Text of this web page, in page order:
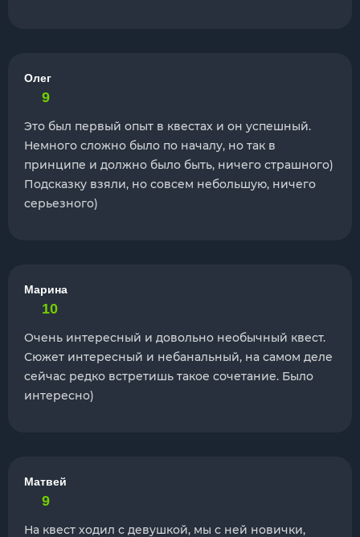
Олег
9
Это был первый опыт в квестах и он успешный.
Немного сложно было по началу, но так в
принципе и должно было быть, ничего страшного)
Подсказку взяли, но совсем небольшую, ничего
серьезного)
Марина
10
Очень интересный и довольно необычный квест.
Сюжет интересный и небанальный, на самом деле
сейчас редко встретишь такое сочетание. Было
интересно)
Матвей
9
На квест ходил с девушкой, мы с ней новички,